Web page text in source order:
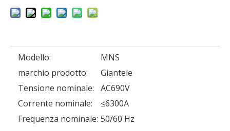
Modello:
MNS
marchio prodotto:
Giantele
Tensione nominale:
AC690V
Corrente nominale:
≤6300A
Frequenza nominale: 50/60 Hz